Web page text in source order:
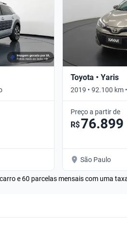
Toyota • Yaris
2019 • 92.100 km
Preço a partir de
R$76.899
São Paulo
e 60 parcelas mensais com uma